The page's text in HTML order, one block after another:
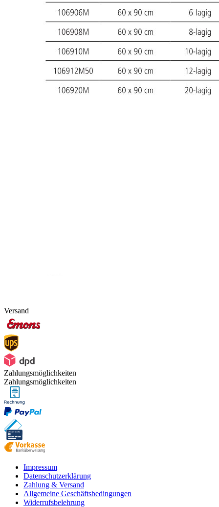
Versand
Zahlungsmöglichkeiten
Zahlungsmöglichkeiten
Impressum
Datenschutzerklärung
Zahlung & Versand
Allgemeine Geschäftsbedingungen
Widerrufsbelehrung